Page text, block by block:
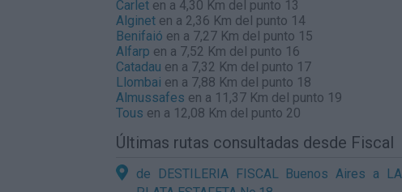
Carlet en a 4,30 Km del punto 13
Alginet en a 2,36 Km del punto 14
Benifaió en a 7,27 Km del punto 15
Alfarp en a 7,52 Km del punto 16
Catadau en a 7,32 Km del punto 17
Llombai en a 7,88 Km del punto 18
Almussafes en a 11,37 Km del punto 19
Tous en a 12,08 Km del punto 20
Últimas rutas consultadas desde Fiscal
de DESTILERIA FISCAL Buenos Aires a LA